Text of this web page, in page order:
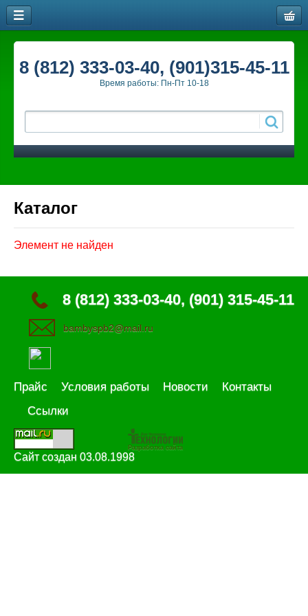
8 (812) 333-03-40, (901)315-45-11
Время работы: Пн-Пт 10-18
Каталог
Элемент не найден
8 (812) 333-03-40, (901) 315-45-11
bambyspb2@mail.ru
Прайс Условия работы Новости
Контакты
Ссылки
Разработка сайта
Сайт создан 03.08.1998